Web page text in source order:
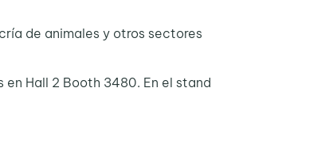
de animales y otros sectores
Hall 2 Booth 3480. En el stand